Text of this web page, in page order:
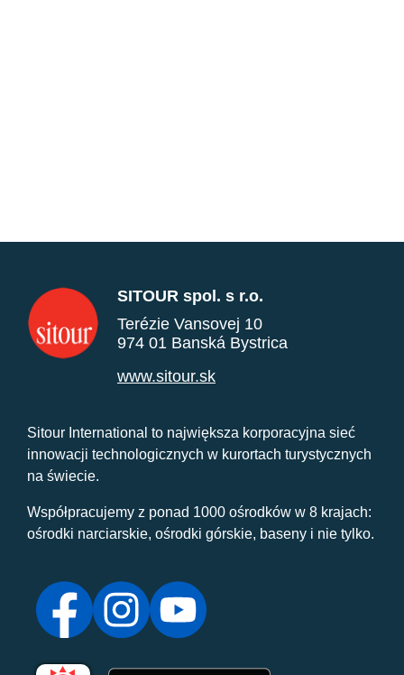
SITOUR spol. s r.o.
Terézie Vansovej 10
974 01 Banská Bystrica
www.sitour.sk
Sitour International to największa korporacyjna sieć
innowacji technologicznych w kurortach turystycznych
na świecie.
Współpracujemy z ponad 1000 ośrodków w 8 krajach:
ośrodki narciarskie, ośrodki górskie, baseny i nie tylko.